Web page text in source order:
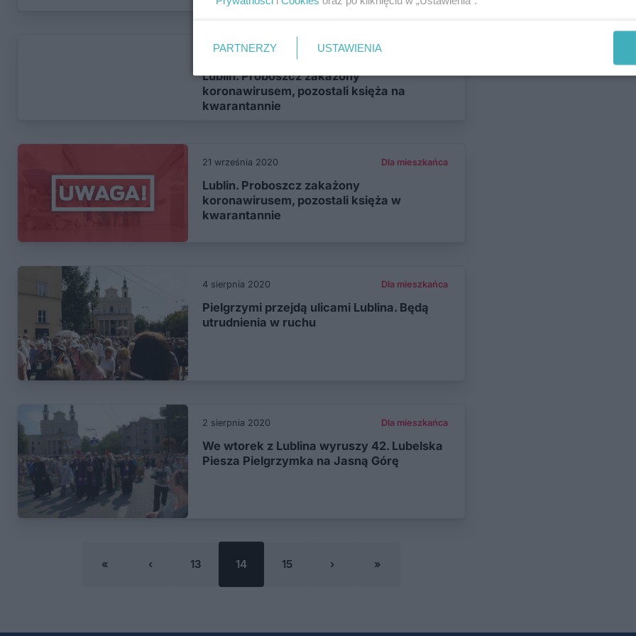
11 października 2020 Dla mieszkańca
Lublin. Proboszcz zakażony
koronawirusem, pozostali księża na
kwarantannie
21 września 2020 Dla mieszkańca
Lublin. Proboszcz zakażony
koronawirusem, pozostali księża w
kwarantannie
4 sierpnia 2020 Dla mieszkańca
Pielgrzymi przejdą ulicami Lublina. Będą
utrudnienia w ruchu
2 sierpnia 2020 Dla mieszkańca
We wtorek z Lublina wyruszy 42. Lubelska
Piesza Pielgrzymka na Jasną Górę
« ‹ 13 14 15 › »
PARTNERZY USTAWIENIA